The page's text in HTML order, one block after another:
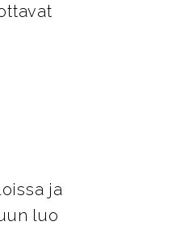
ja
luo